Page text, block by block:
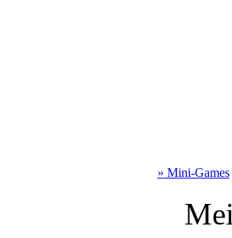
» Mini-Games